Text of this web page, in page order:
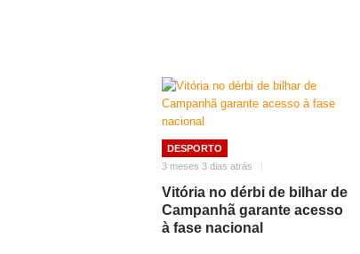
DESPORTO
3 meses 3 dias atrás
Vitória no dérbi de bilhar de
Campanhã garante acesso
à fase nacional